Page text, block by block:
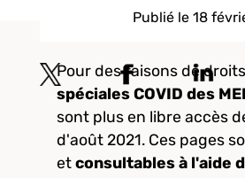
Publié le 18
Pour des raisons de
spéciales COVID des
sont plus en libre accès
d'août 2021. Ces pages
etconsultables à l'aide